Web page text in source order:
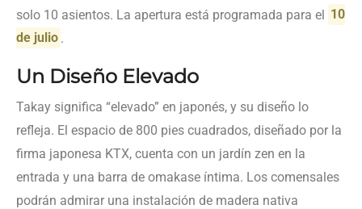
solo 10 asientos. La apertura está programada para el 10
de julio .
Un Diseño Elevado
Takay significa “elevado” en japonés, y su diseño lo
refleja. El espacio de 800 pies cuadrados, diseñado por la
firma japonesa KTX, cuenta con un jardín zen en la
entrada y una barra de omakase íntima. Los comensales
podrán admirar una instalación de madera nativa